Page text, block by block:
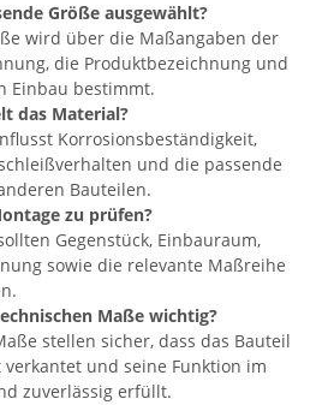
Größe ausgewählt?
wird über die Maßangaben der
die Produktbezeichnung und
Einbau bestimmt.
das Material?
Korrosionsbeständigkeit,
und die passende
Bauteilen.
zu prüfen?
Gegenstück, Einbauraum,
sowie die relevante Maßreihe
Maße wichtig?
stellen sicher, dass das Bauteil
und seine Funktion im
zuverlässig erfüllt.